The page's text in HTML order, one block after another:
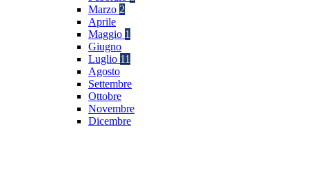
Marzo 2
Aprile
Maggio 1
Giugno
Luglio 11
Agosto
Settembre
Ottobre
Novembre
Dicembre